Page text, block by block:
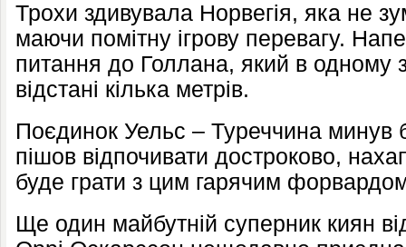
Трохи здивувала Норвегія, яка не
маючи помітну ігрову перевагу.
питання до Голлана, який в одному
відстані кілька метрів.
Поєдинок Уельс – Туреччина минув
пішов відпочивати достроково,
буде грати з цим гарячим
Ще один майбутній суперник киян